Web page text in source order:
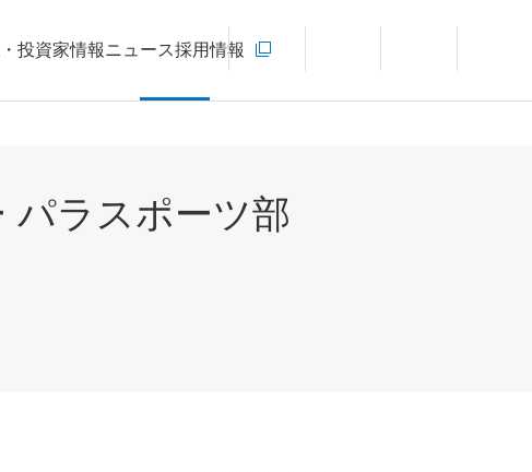
投資家情報ニュース採用情報
新規ウィンドウを開きます
言語切り替えメニューを開く
パラスポーツ部